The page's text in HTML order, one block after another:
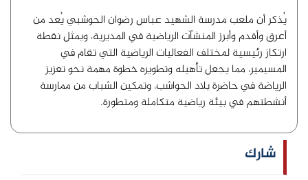
يُذكر أن ملعب مدرسة الشهيد عباس رضوان الحوشبي يُعد من
أعرق وأقدم وأبرز المنشآت الرياضية في المديرية، ويمثل نقطة
ارتكاز رئيسية لمختلف الفعاليات الرياضية التي تقام في
المسيمير، مما يجعل تأهيله وتطويره خطوة مهمة نحو تعزيز
الرياضة في حاضرة بلاد الحواشب، وتمكين الشباب من ممارسة
أنشطتهم في بيئة رياضية متكاملة ومتطورة.
شارك